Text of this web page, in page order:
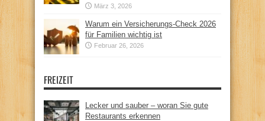
März 3, 2026
Warum ein Versicherungs-Check 2026
für Familien wichtig ist
Februar 26, 2026
FREIZEIT
Lecker und sauber – woran Sie gute
Restaurants erkennen